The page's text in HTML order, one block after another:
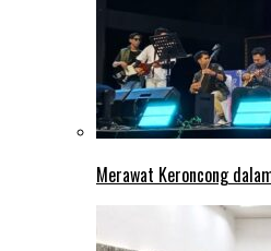
Merawat Keroncong